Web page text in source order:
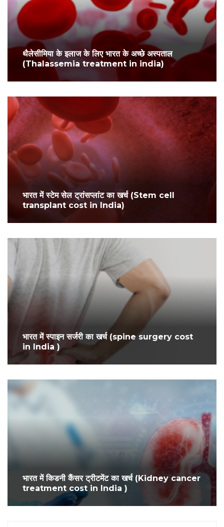
थैलेसीमिया के इलाज के लिए भारत के अच्छे अस्पताल
(Thalassemia treatment in india)
भारत में स्टेम सेल ट्रांसप्लांट का खर्च (Stem cell
transplant cost in India)
भारत में स्पाइन सर्जरी का खर्च (spine surgery cost
in India )
भारत में किडनी कैंसर ट्रीटमेंट का खर्च (Kidney cancer
treatment cost in India )